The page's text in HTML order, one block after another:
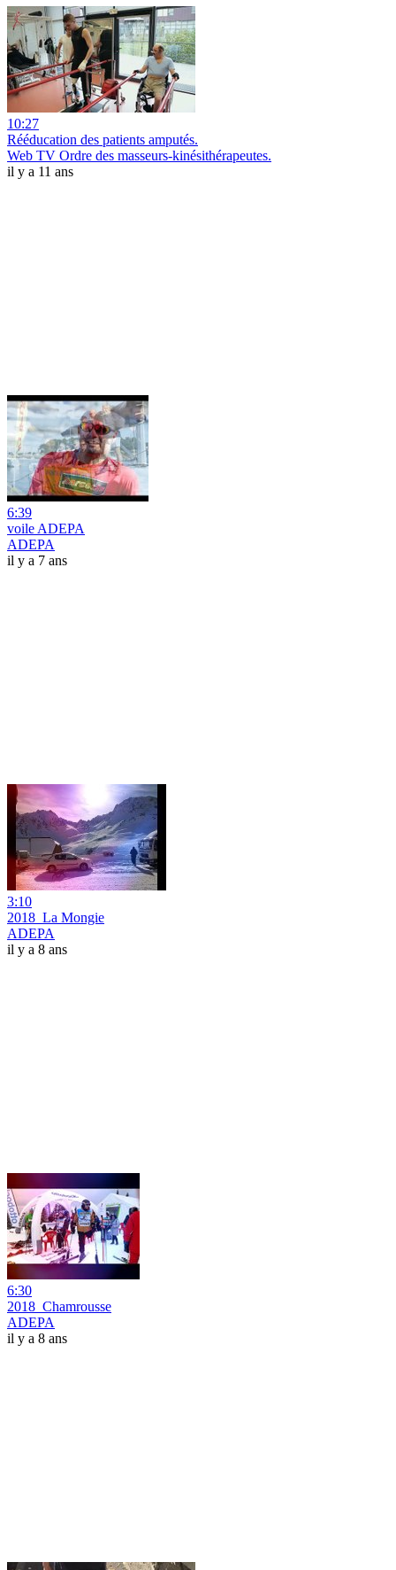
10:27
Rééducation des patients amputés.
Web TV Ordre des masseurs-kinésithérapeutes.
il y a 11 ans
6:39
voile ADEPA
ADEPA
il y a 7 ans
3:10
2018_La Mongie
ADEPA
il y a 8 ans
6:30
2018_Chamrousse
ADEPA
il y a 8 ans